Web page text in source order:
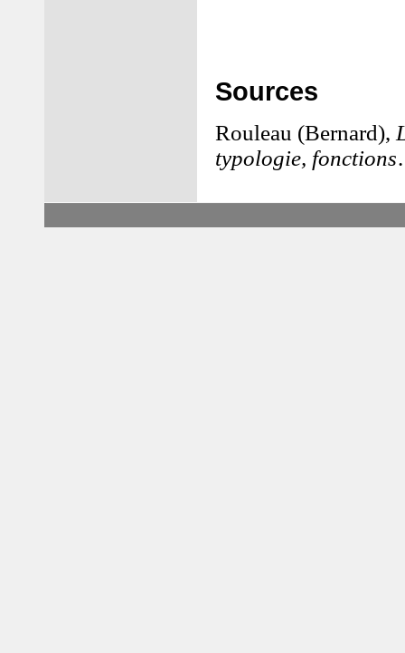
Sources
Rouleau (Bernard),
typologie, fonctions